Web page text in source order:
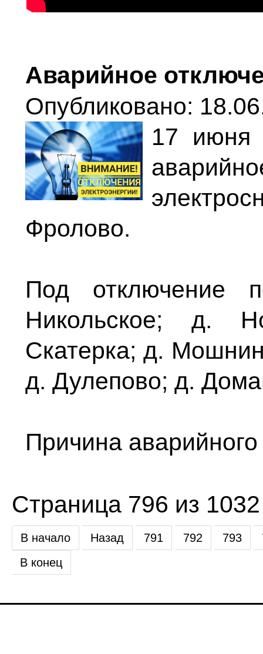
Аварийное
Опубликовано:
17 июня
Фролово.
Под отключение
Никольское; д.
Скатерка; д.
д. Дулепово; д.
Причина
Страница 796 из 1032
В начало Назад 791 792 793
В конец